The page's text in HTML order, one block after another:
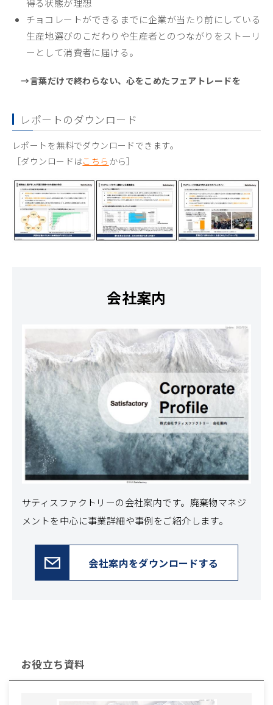
得る状態が理想
チョコレートができるまでに企業が当たり前にしている
生産地選びのこだわりや生産者とのつながりをストーリ
ーとして消費者に届ける。
→言葉だけで終わらない、心をこめたフェアトレードを
レポートのダウンロード
レポートを無料でダウンロードできます。
［ダウンロードはこちら から］
会社案内
サティスファクトリーの会社案内です。 廃棄物マネジ
メントを中心に事業詳細や事例をご紹介します。
会社案内をダウンロードする
お役立ち資料